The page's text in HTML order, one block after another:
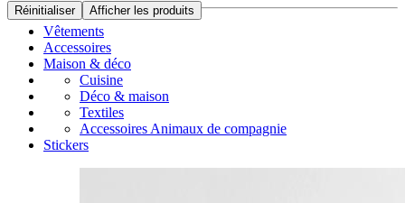
Réinitialiser Afficher les produits
Vêtements
Accessoires
Maison & déco
Cuisine
Déco & maison
Textiles
Accessoires Animaux de compagnie
Stickers